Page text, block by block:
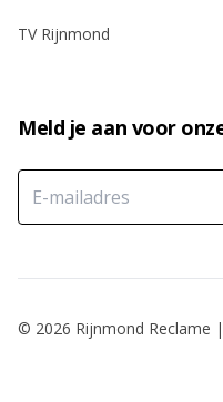
TV Rijnmond
Meld je aan voor
© 2026 Rijnmond Reclame